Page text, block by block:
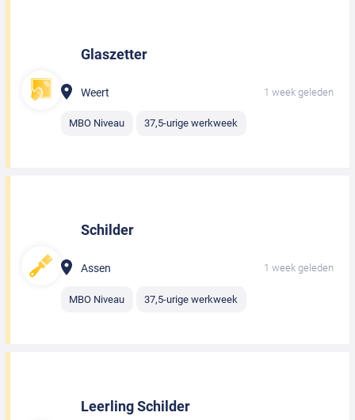
Glaszetter
Weert 1 week geleden
MBO Niveau 37,5-urige werkweek
Schilder
Assen 1 week geleden
MBO Niveau 37,5-urige werkweek
Leerling Schilder